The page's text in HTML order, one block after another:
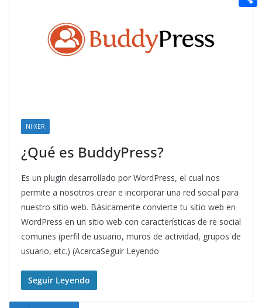
NIIXER
¿Qué es BuddyPress?
Es un plugin desarrollado por WordPress, el cual nos
permite a nosotros crear e incorporar una red social para
nuestro sitio web. Básicamente convierte tu sitio web en
WordPress en un sitio web con características de re social
comunes (perfil de usuario, muros de actividad, grupos de
usuario, etc.) (AcercaSeguir Leyendo
Seguir Leyendo
n
a